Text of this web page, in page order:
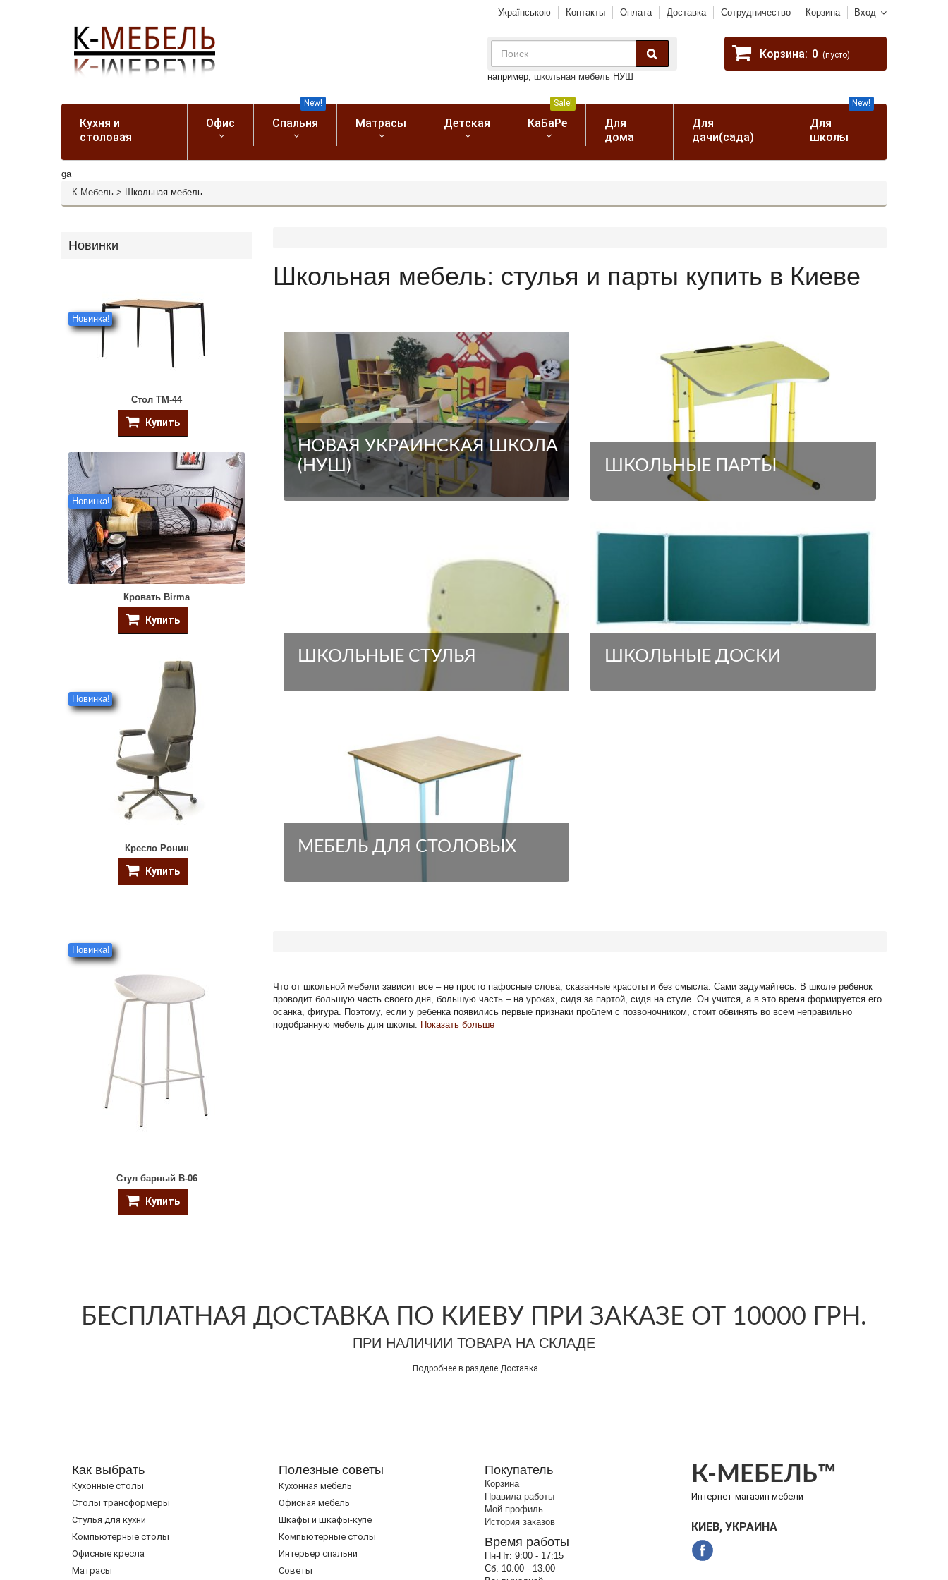
Вход
Українською Контакты Оплата Доставка Сотрудничество Корзина
например, школьная мебель НУШ
Корзина: 0 (пусто)
Кухня и
столовая
Офис Спальня
New!
Матрасы Детская КаБаРе
Sale!
Для
дома
Для
дачи(сада)
Для
школы
New!
ga
К-Мебель > Школьная мебель
Новинки
Новинка!
Стол ТМ-44
Купить
Новинка!
Кровать Birma
Купить
Новинка!
Кресло Ронин
Купить
Новинка!
Стул барный B-06
Купить
Школьная мебель: стулья и парты купить в Киеве
НОВАЯ УКРАИНСКАЯ ШКОЛА
(НУШ)
ШКОЛЬНЫЕ ПАРТЫ
ШКОЛЬНЫЕ СТУЛЬЯ ШКОЛЬНЫЕ ДОСКИ
МЕБЕЛЬ ДЛЯ СТОЛОВЫХ
Что от школьной мебели зависит все – не просто пафосные слова, сказанные красоты и без смысла. Сами задумайтесь. В школе ребенок
проводит большую часть своего дня, большую часть – на уроках, сидя за партой, сидя на стуле. Он учится, а в это время формируется его
осанка, фигура. Поэтому, если у ребенка появились первые признаки проблем с позвоночником, стоит обвинять во всем неправильно
подобранную мебель для школы. Показать больше
БЕСПЛАТНАЯ ДОСТАВКА ПО КИЕВУ ПРИ ЗАКАЗЕ ОТ 10000 ГРН.
ПРИ НАЛИЧИИ ТОВАРА НА СКЛАДЕ
Подробнее в разделе Доставка
Как выбрать
Кухонные столы
Cтолы трансформеры
Стулья для кухни
Компьютерные столы
Офисные кресла
Матрасы
Полезные советы
Кухонная мебель
Офисная мебель
Шкафы и шкафы-купе
Компьютерные столы
Интерьер спальни
Советы
Покупатель
Корзина
Правила работы
Мой профиль
История заказов
Время работы
Пн-Пт: 9:00 - 17:15
Сб: 10:00 - 13:00
К-МЕБЕЛЬ™
Интернет-магазин мебели
КИЕВ, УКРАИНА